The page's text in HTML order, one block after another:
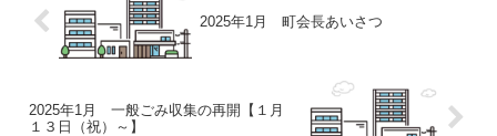
2025年1月 町会長あいさつ
2025年1月 一般ごみ収集の再開【１月
１３日（祝）～】